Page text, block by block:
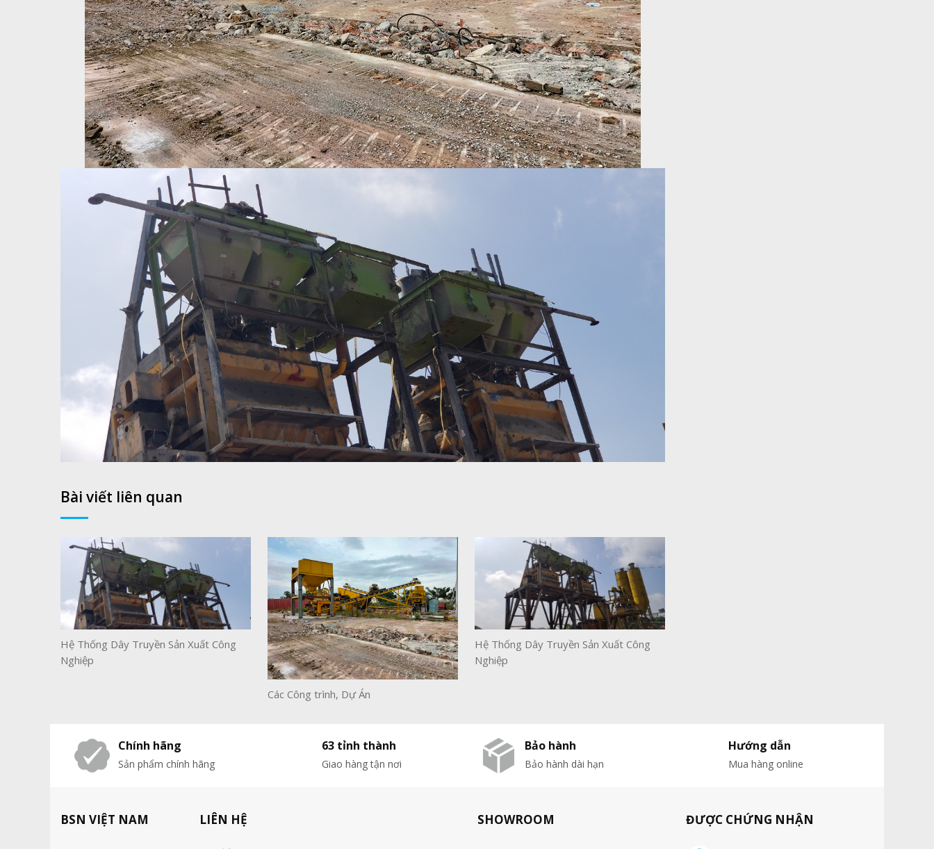
Bài viết liên quan
Hệ Thống Dây Truyền Sản Xuất Công
Nghiệp
Các Công trình, Dự Án
Hệ Thống Dây Truyền Sản Xuất Công
Nghiệp
Chính hãng
Sản phẩm chính hãng
63 tỉnh thành
Giao hàng tận nơi
Bảo hành
Bảo hành dài hạn
Hướng dẫn
Mua hàng online
BSN VIỆT NAM LIÊN HỆ SHOWROOM ĐƯỢC CHỨNG NHẬN